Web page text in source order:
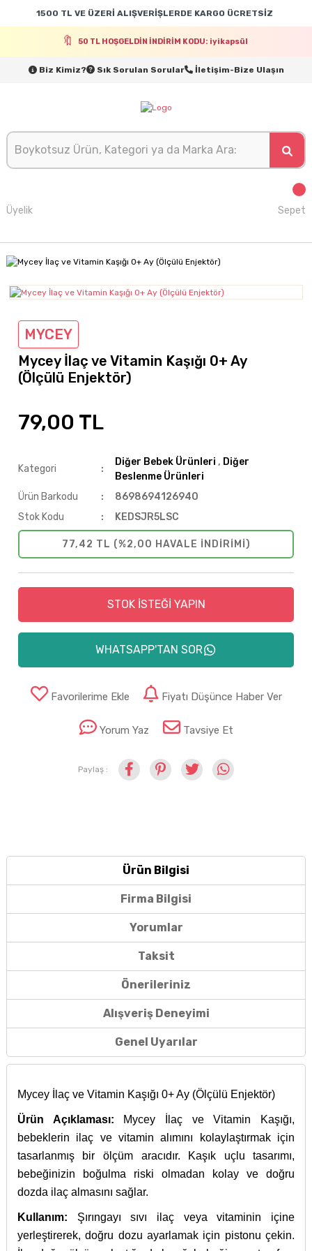
1500 TL VE ÜZERİ ALIŞVERİŞLERDE KARGO ÜCRETSİZ
50 TL HOŞGELDİN İNDİRİM KODU: iyikapsül
Biz Kimiz? Sık Sorulan Sorular İletişim-Bize Ulaşın
Üyelik Sepet
MYCEY
Mycey İlaç ve Vitamin Kaşığı 0+ Ay
(Ölçülü Enjektör)
79,00 TL
Kategori
Diğer Bebek Ürünleri , Diğer
Beslenme Ürünleri
Ürün Barkodu
8698694126940
Stok Kodu
KEDSJR5LSC
77,42 TL (%2,00 HAVALE INDIRIMI)
STOK İSTEĞİ YAPIN
WHATSAPP'TAN SOR
Favorilerime Ekle Fiyatı Düşünce Haber Ver
Yorum Yaz Tavsiye Et
Paylaş :
Ürün Bilgisi
Firma Bilgisi
Yorumlar
Taksit
Önerileriniz
Alışveriş Deneyimi
Genel Uyarılar
Mycey İlaç ve Vitamin Kaşığı 0+ Ay (Ölçülü Enjektör)
Ürün Açıklaması: Mycey İlaç ve Vitamin Kaşığı,
bebeklerin ilaç ve vitamin alımını kolaylaştırmak için
tasarlanmış bir ölçüm aracıdır. Kaşık uçlu tasarımı,
bebeğinizin boğulma riski olmadan kolay ve doğru
dozda ilaç almasını sağlar.
Kullanım: Şırıngayı sıvı ilaç veya vitaminin içine
yerleştirerek, doğru dozu ayarlamak için pistonu çekin.